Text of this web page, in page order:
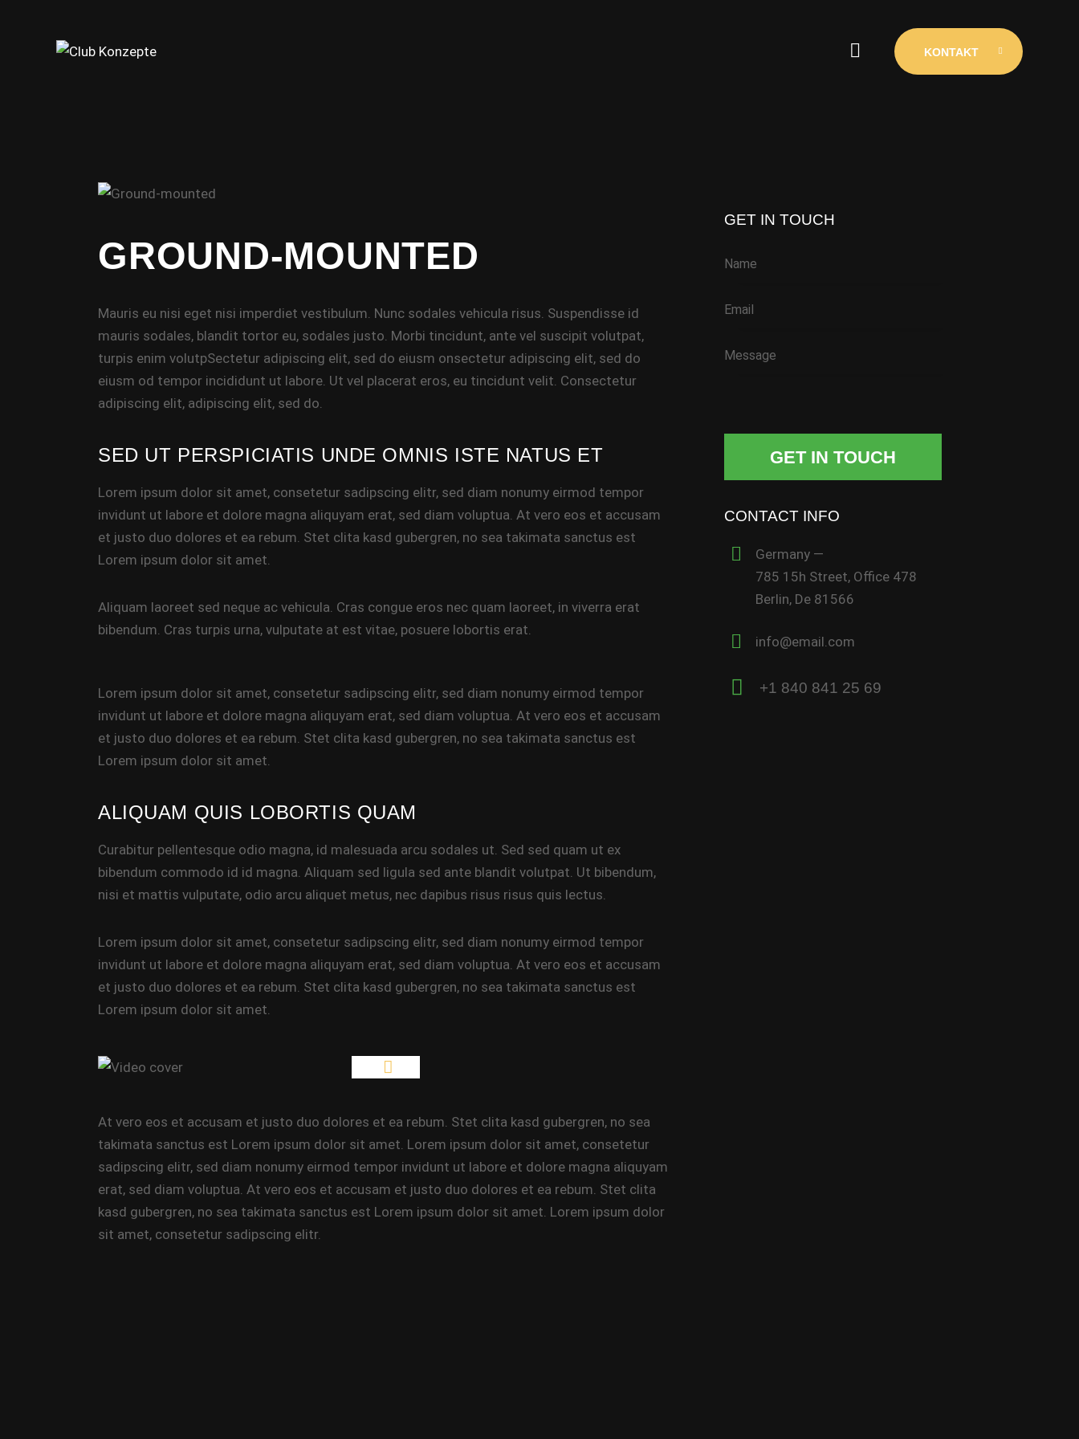
KONTAKT
GROUND-MOUNTED
Mauris eu nisi eget nisi imperdiet vestibulum. Nunc sodales vehicula risus. Suspendisse id
mauris sodales, blandit tortor eu, sodales justo. Morbi tincidunt, ante vel suscipit volutpat,
turpis enim volutpSectetur adipiscing elit, sed do eiusm onsectetur adipiscing elit, sed do
eiusm od tempor incididunt ut labore. Ut vel placerat eros, eu tincidunt velit. Consectetur
adipiscing elit, adipiscing elit, sed do.
SED UT PERSPICIATIS UNDE OMNIS ISTE NATUS ET
Lorem ipsum dolor sit amet, consetetur sadipscing elitr, sed diam nonumy eirmod tempor
invidunt ut labore et dolore magna aliquyam erat, sed diam voluptua. At vero eos et accusam
et justo duo dolores et ea rebum. Stet clita kasd gubergren, no sea takimata sanctus est
Lorem ipsum dolor sit amet.
Aliquam laoreet sed neque ac vehicula. Cras congue eros nec quam laoreet, in viverra erat
bibendum. Cras turpis urna, vulputate at est vitae, posuere lobortis erat.
Lorem ipsum dolor sit amet, consetetur sadipscing elitr, sed diam nonumy eirmod tempor
invidunt ut labore et dolore magna aliquyam erat, sed diam voluptua. At vero eos et accusam
et justo duo dolores et ea rebum. Stet clita kasd gubergren, no sea takimata sanctus est
Lorem ipsum dolor sit amet.
ALIQUAM QUIS LOBORTIS QUAM
Curabitur pellentesque odio magna, id malesuada arcu sodales ut. Sed sed quam ut ex
bibendum commodo id id magna. Aliquam sed ligula sed ante blandit volutpat. Ut bibendum,
nisi et mattis vulputate, odio arcu aliquet metus, nec dapibus risus risus quis lectus.
Lorem ipsum dolor sit amet, consetetur sadipscing elitr, sed diam nonumy eirmod tempor
invidunt ut labore et dolore magna aliquyam erat, sed diam voluptua. At vero eos et accusam
et justo duo dolores et ea rebum. Stet clita kasd gubergren, no sea takimata sanctus est
Lorem ipsum dolor sit amet.
At vero eos et accusam et justo duo dolores et ea rebum. Stet clita kasd gubergren, no sea
takimata sanctus est Lorem ipsum dolor sit amet. Lorem ipsum dolor sit amet, consetetur
sadipscing elitr, sed diam nonumy eirmod tempor invidunt ut labore et dolore magna aliquyam
erat, sed diam voluptua. At vero eos et accusam et justo duo dolores et ea rebum. Stet clita
kasd gubergren, no sea takimata sanctus est Lorem ipsum dolor sit amet. Lorem ipsum dolor
sit amet, consetetur sadipscing elitr.
GET IN TOUCH
CONTACT INFO
Germany —
785 15h Street, Office 478
Berlin, De 81566
info@email.com
+1 840 841 25 69